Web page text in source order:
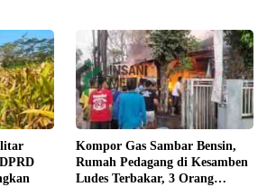
Kompor Gas Sambar Bensin,
Rumah Pedagang di Kesamben
Ludes Terbakar, 3 Orang